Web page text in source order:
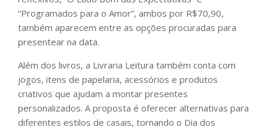
“Programados para o Amor”, ambos por R$70,90,
também aparecem entre as opções procuradas para
presentear na data.
Além dos livros, a Livraria Leitura também conta com
jogos, itens de papelaria, acessórios e produtos
criativos que ajudam a montar presentes
personalizados. A proposta é oferecer alternativas para
diferentes estilos de casais, tornando o Dia dos